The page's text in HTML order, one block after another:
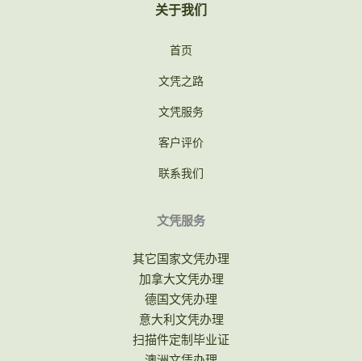
关于我们
首页
文凭之路
文凭服务
客户评价
联系我们
文凭服务
其它国家文凭办理
加拿大文凭办理
德国文凭办理
意大利文凭办理
扫描件定制毕业证